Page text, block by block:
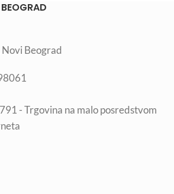
Beograd
- Trgovina na malo posredstvom